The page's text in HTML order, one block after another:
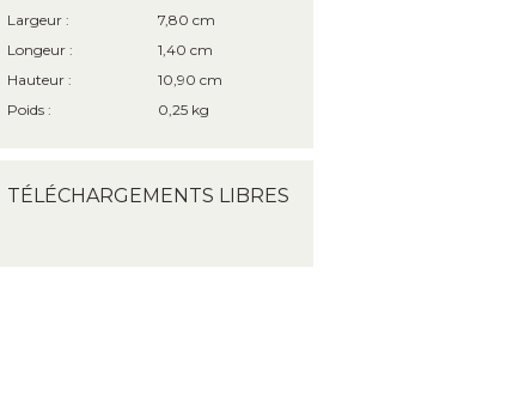
Largeur :
7,80 cm
Longeur :
1,40 cm
Hauteur :
10,90 cm
Poids :
0,25 kg
TÉLÉCHARGEMENTS LIBRES